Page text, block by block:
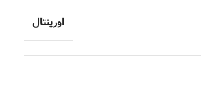
اورینتال